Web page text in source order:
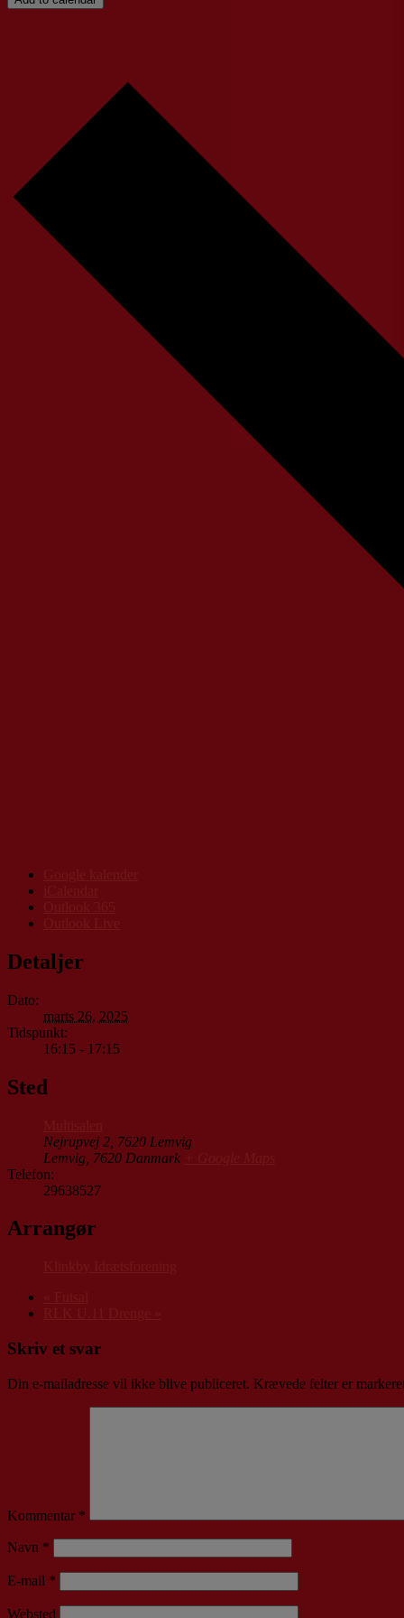
Detaljer
Dato:
marts 26, 2025
Tidspunkt:
16:15 - 17:15
Sted
Nejrupvej 2, 7620 Lemvig
Lemvig 7620 Danmark
Telefon:
29638527
Arrangør
Skriv et svar
Din e-mailadresse vil ikke blive publiceret. Krævede felter er
Kommentar *
Navn *
E-mail *
Websted